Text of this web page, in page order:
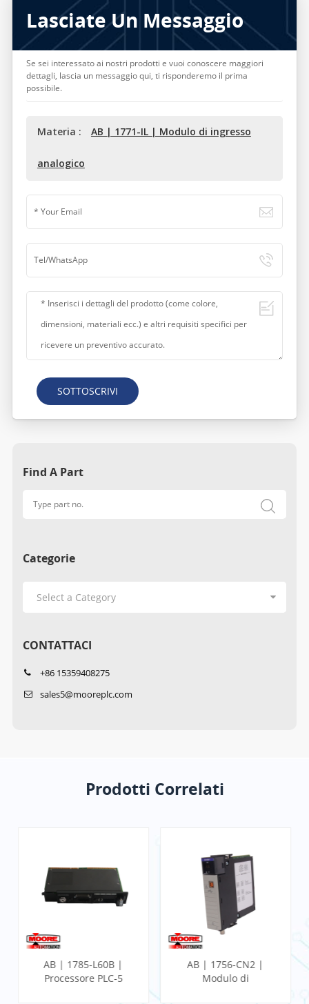
Lasciate Un Messaggio
Se sei interessato ai nostri prodotti e vuoi conoscere maggiori
dettagli, lascia un messaggio qui, ti risponderemo il prima
possibile.
Materia : AB | 1771-IL | Modulo di ingresso
analogico
SOTTOSCRIVI
Find A Part
Categorie
CONTATTACI
+86 15359408275
sales5@mooreplc.com
Prodotti Correlati
AB | 1785-L60B |
Processore PLC-5
AB | 1756-CN2 |
Modulo di